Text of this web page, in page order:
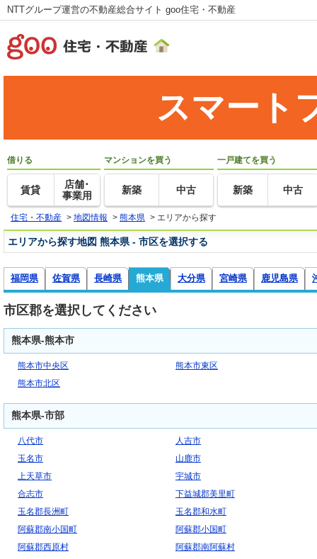
NTTグループ運営の不動産総合サイト goo住宅・不動産
スマート
借りる
賃貸
店舗･
事業用
マンションを買う
新築 中古
一戸建てを買う
新築 中古
住宅・不動産 > 地図情報 > 熊本県 > エリアから探す
エリアから探す地図 熊本県 - 市区を選択する
福岡県 佐賀県 長崎県 熊本県 大分県 宮崎県 鹿児島県
市区郡を選択してください
熊本県-熊本市
熊本市中央区
熊本市東区
熊本市北区
熊本県-市部
八代市
人吉市
玉名市
山鹿市
上天草市
宇城市
合志市
下益城郡美里町
玉名郡長洲町
玉名郡和水町
阿蘇郡南小国町
阿蘇郡小国町
阿蘇郡西原村
阿蘇郡南阿蘇村